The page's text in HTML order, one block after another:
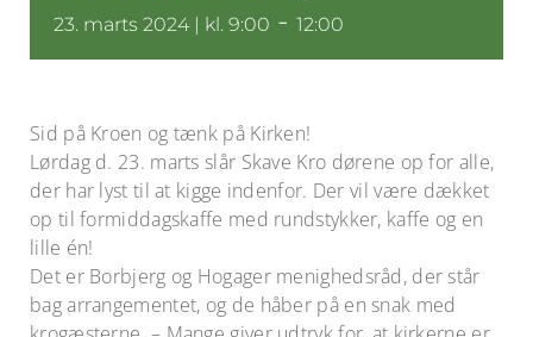
23. marts 2024 | kl. 9:00 - 12:00
Sid på Kroen og tænk på Kirken!
Lørdag d. 23. marts slår Skave Kro dørene op for alle,
der har lyst til at kigge indenfor. Der vil være dækket
op til formiddagskaffe med rundstykker, kaffe og en
lille én!
Det er Borbjerg og Hogager menighedsråd, der står
bag arrangementet, og de håber på en snak med